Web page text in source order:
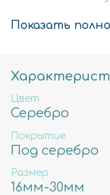
Цвет: серебро
Состав: Латунь
Не содержит
Показать
Цвет
Серебро
Покрытие
Под серебро
Размер
16мм-30мм